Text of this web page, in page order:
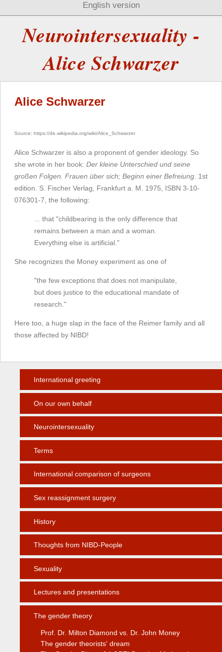
English version
Neurointersexuality -
Alice Schwarzer
Alice Schwarzer
Source: https://de.wikipedia.org/wiki/Alice_Schwarzer
Alice Schwarzer is also a proponent of gender ideology. So
she wrote in her book: Der kleine Unterschied und seine
großen Folgen. Frauen über sich; Beginn einer Befreiung . 1st
edition. S. Fischer Verlag, Frankfurt a. M. 1975, ISBN 3-10-
076301-7, the following:
... that "childbearing is the only difference that
remains between a man and a woman.
Everything else is artificial."
She recognizes the Money experiment as one of
"the few exceptions that does not manipulate,
but does justice to the educational mandate of
research."
Here too, a huge slap in the face of the Reimer family and all
those affected by NIBD!
International greeting
On our own behalf
Neurointersexuality
Terms
International comparison of surgeons
Sex reassignment surgery
History
Thoughts from NIBD-People
Sexuality
Lectures and presentations
The gender theory
Prof. Dr. Milton Diamond vs. Dr. John Money
The gender theorists' dream